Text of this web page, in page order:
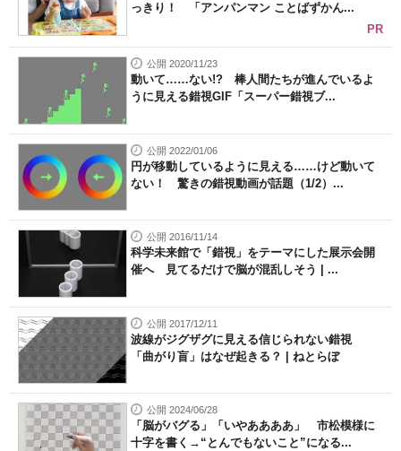
っきり！ 「アンパンマン ことばずかん...
PR
公開 2020/11/23
動いて……ない!? 棒人間たちが進んでいるよ
うに見える錯視GIF「スーパー錯視ブ...
公開 2022/01/06
円が移動しているように見える……けど動いて
ない！ 驚きの錯視動画が話題（1/2）...
公開 2016/11/14
科学未来館で「錯視」をテーマにした展示会開
催へ 見てるだけで脳が混乱しそう | ...
公開 2017/12/11
波線がジグザグに見える信じられない錯視
「曲がり盲」はなぜ起きる？ | ねとらぼ
公開 2024/06/28
「脳がバグる」「いやああああ」 市松模様に
十字を書く→“とんでもないこと”になる...